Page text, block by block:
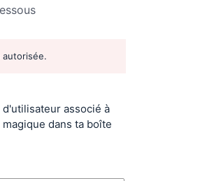
autorisée.
associé à
dans ta boîte